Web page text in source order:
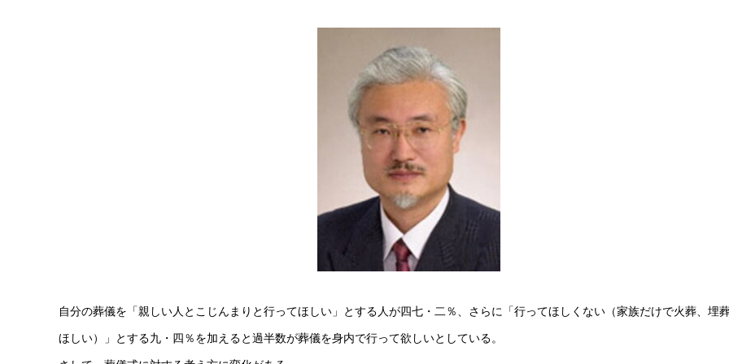
自分の葬儀を「親しい人とこじんまりと行ってほしい」とする人が四七・二％、さらに「行ってほしくない（家族だけで火葬、埋
ほしい）」とする九・四％を加えると過半数が葬儀を身内で行って欲しいとしている。